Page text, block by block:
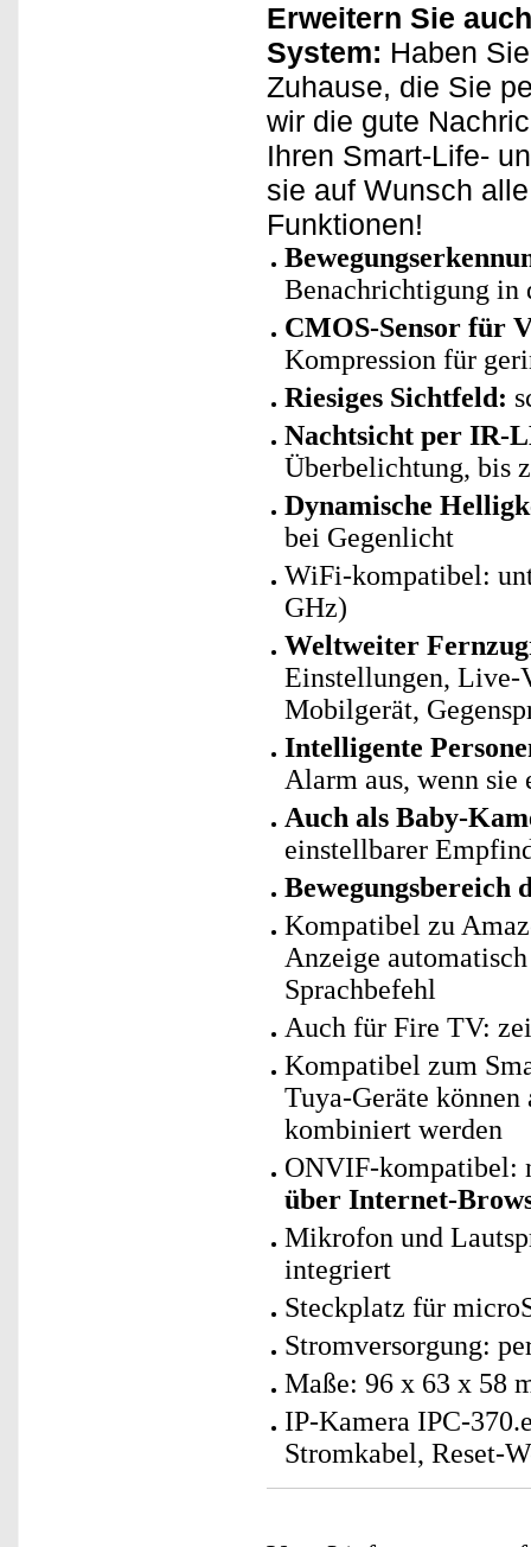
Erweitern Sie
System: Haben
Zuhause, die Sie
wir die gute
Ihren Smart-Life-
sie auf Wunsch
Funktionen!
Benachrichtigung in
CMOS-Sensor für
Kompression für
Riesiges Sichtfeld:
Nachtsicht per IR-
Überbelichtung, bis
Dynamische
bei Gegenlicht
WiFi-kompatibel:
GHz)
Weltweiter
Einstellungen, Live-
Mobilgerät,
Intelligente
Alarm aus, wenn sie
Auch als Baby-
einstellbarer
Bewegungsbereich
Kompatibel zu
Anzeige
Sprachbefehl
Auch für Fire TV:
Kompatibel zum
Tuya-Geräte
kombiniert werden
ONVIF-kompatibel:
über Internet-
Mikrofon und
integriert
Steckplatz für
Stromversorgung:
Maße: 96 x 63 x 58
IP-Kamera IPC-
Stromkabel, Reset-